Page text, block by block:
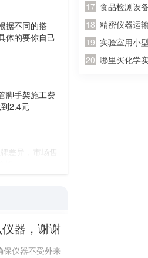
据不同的搭
体的要你自己
脚手架施工费
2.4元
差异，市场售
器，谢谢
仪器不受外来
宜质量又好
压装置，一
建设工作
食品检测设
快速检测仪
精密仪器运
运过程中应
实验室用小
验室必看，
哪里买化学